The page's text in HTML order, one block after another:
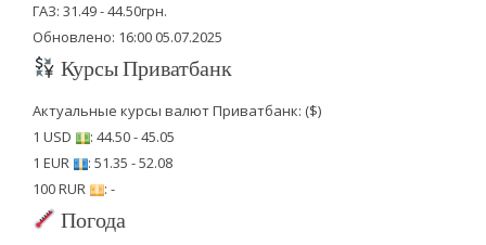
ГАЗ: 31.49 - 44.50грн.
Обновлено: 16:00 05.07.2025
Курсы Приватбанк
Актуальные курсы валют Приватбанк: ($)
1 USD
: 44.50 - 45.05
1 EUR
: 51.35 - 52.08
100 RUR
: -
Погода